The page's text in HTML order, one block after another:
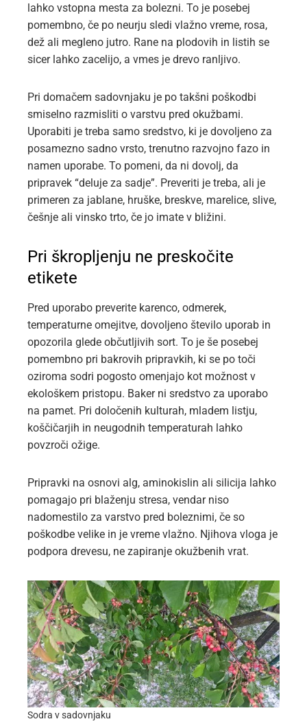
lahko vstopna mesta za bolezni. To je posebej
pomembno, če po neurju sledi vlažno vreme, rosa,
dež ali megleno jutro. Rane na plodovih in listih se
sicer lahko zacelijo, a vmes je drevo ranljivo.
Pri domačem sadovnjaku je po takšni poškodbi
smiselno razmisliti o varstvu pred okužbami.
Uporabiti je treba samo sredstvo, ki je dovoljeno za
posamezno sadno vrsto, trenutno razvojno fazo in
namen uporabe. To pomeni, da ni dovolj, da
pripravek “deluje za sadje”. Preveriti je treba, ali je
primeren za jablane, hruške, breskve, marelice, slive,
češnje ali vinsko trto, če jo imate v bližini.
Pri škropljenju ne preskočite
etikete
Pred uporabo preverite karenco, odmerek,
temperaturne omejitve, dovoljeno število uporab in
opozorila glede občutljivih sort. To je še posebej
pomembno pri bakrovih pripravkih, ki se po toči
oziroma sodri pogosto omenjajo kot možnost v
ekološkem pristopu. Baker ni sredstvo za uporabo
na pamet. Pri določenih kulturah, mladem listju,
koščičarjih in neugodnih temperaturah lahko
povzroči ožige.
Pripravki na osnovi alg, aminokislin ali silicija lahko
pomagajo pri blaženju stresa, vendar niso
nadomestilo za varstvo pred boleznimi, če so
poškodbe velike in je vreme vlažno. Njihova vloga je
podpora drevesu, ne zapiranje okužbenih vrat.
Sodra v sadovnjaku